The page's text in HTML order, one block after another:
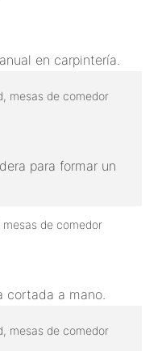
en carpintería.
para formar un
cortada a mano.